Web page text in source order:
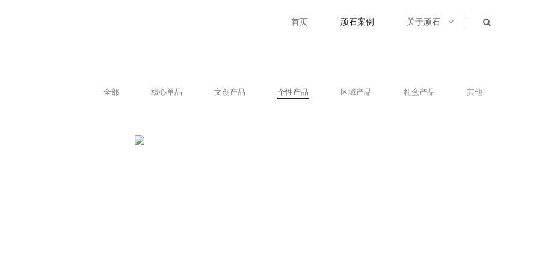
首页 顽石案例 关于顽石
全部 核心单品 文创产品 个性产品 区域产品 礼盒产品 其他